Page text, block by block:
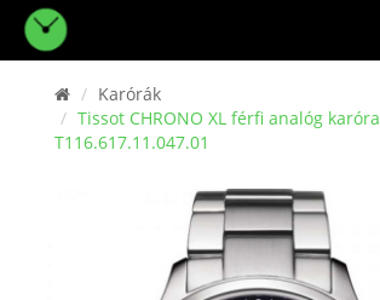
Karórák
Tissot CHRONO XL férfi analóg karóra
T116.617.11.047.01